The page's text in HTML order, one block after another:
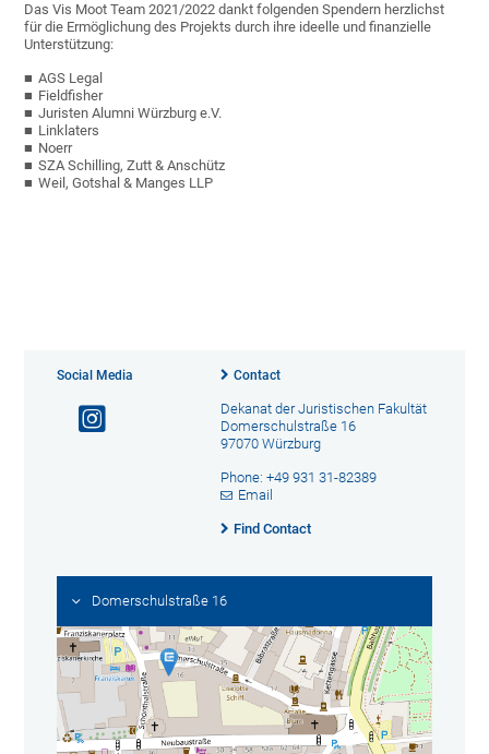
Das Vis Moot Team 2021/2022 dankt folgenden Spendern herzlichst
für die Ermöglichung des Projekts durch ihre ideelle und finanzielle
Unterstützung:
AGS Legal
Fieldfisher
Juristen Alumni Würzburg e.V.
Linklaters
Noerr
SZA Schilling, Zutt & Anschütz
Weil, Gotshal & Manges LLP
Social Media Contact
Dekanat der Juristischen Fakultät
Domerschulstraße 16
97070 Würzburg
Phone: +49 931 31-82389
Email
Find Contact
Domerschulstraße 16